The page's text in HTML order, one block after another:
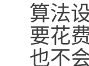
算法
要花
也不